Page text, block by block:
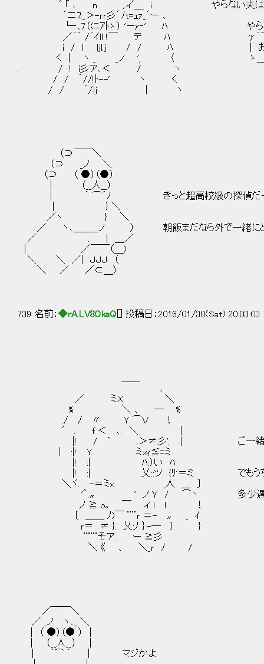
ﾞ 「 ､ n ,.ィﾞ＿ i やらない夫は鋭
´ニﾕ_＞-ｒｒ彡´ﾉt=ｭｧ_´ー ､
└‐､7（(ﾆｱﾄゝ） 'ーｧ‐' ﾊ やら
／｀´ /｀ｲll !￣ テ ﾊ γ´￣￣￣￣￣
i / l ljl.j / / ﾊ | お前がバレバ
く | ヽ _ _ノ ', 〈 ゝ＿＿＿＿＿＿
. / ! i彡ア､＜ / ヽ
/ / ｀//!ﾄ--' ヽ く
. / / ｀/lj | ヽ
（⊃￣￣＼
（⊃ _ノ ＼
（⊃ （ ●）（●）
| （__人__）
| ｀ ⌒´ﾉ きっと超高校級の探偵だったん
| } ＼
／ヽ } ＼
／ ヽ､＿＿__ノ ） 朝飯まだなら外で一緒にど
／ . | ＿／
| ／￣￣（＿)
＼ ＼ ／| ＪＪＪ （
＼ ／ ／⊂＿）
739 名前： ◆rA.LV8OkaQ [] 投稿日：2016/01/30(Sat) 20:03:03
､
／ ミＸ ＼
% ＼ ､ ― %
./ / 〃 Ｙ ⌒Ｖ ！
′ . f ＜ ､. ＼ |
|! / ` .＞≠彡'. ｜ ご一緒する
| :|! Y ミxｨ≦=ミ
|! :| ﾊ:）い ﾊ
|! :| 乂::ツ {ﾘ'＝ミ でもうちはここ
＼ヾ. -＝ミx _人 ＿ 〕
'＾.〟 ' ノ Ｙ / ⌒ヽ 多少遅くなっても
ノ ≧ o｡ ￣ ィ l l ！
〔 ＿＿ ﾉ)￣ ¨¨r ＝- 〟 _ ｲ
ｒ＝ ≠ }. 乂:ﾉ ｝-― } }
¨¨¨そア. ー ≧彡 .
＼ 《 ､ ＼_ｒ ﾉ /
／￣￣＼
／ _ノ ヽ､_ ＼
| （ ●）（● ） |
| （__人__） │
| ｀⌒ ´ | マジかよ